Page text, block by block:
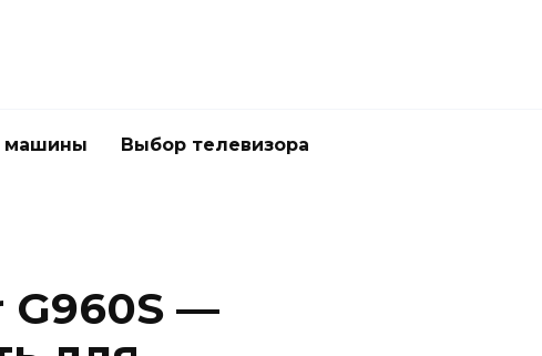
машины Выбор телевизора
G960S —